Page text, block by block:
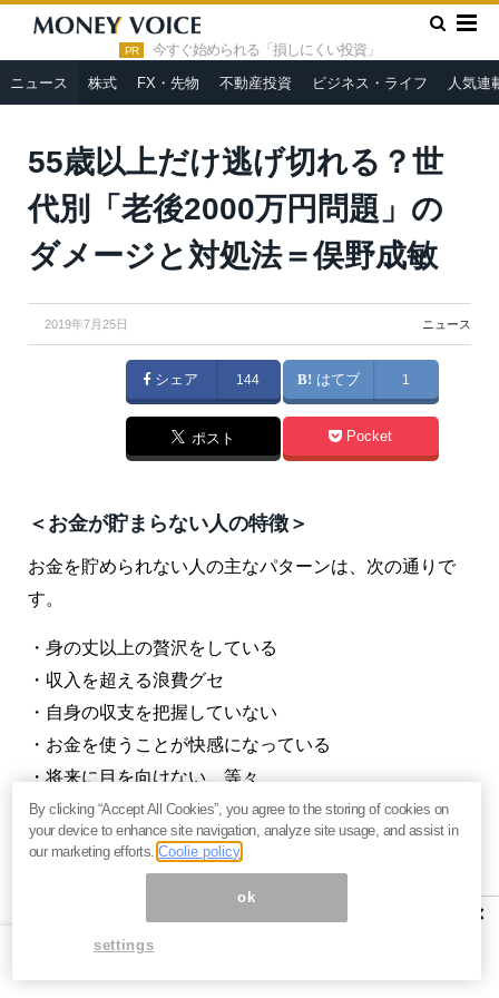
PR 今すぐ始められる「損しにくい投資」
ニュース 株式 FX・先物 不動産投資 ビジネス・ライフ 人気連
HOME » ニュース »
55歳以上だけ逃げ切れる？世代別「老後
2000万円問題」のダメージと対処法＝俣野成敏
55歳以上だけ逃げ切れる？世
代別「老後2000万円問題」の
ダメージと対処法＝俣野成敏
2019年7月25日 ニュース
シェア 144 はてブ 1
ポスト Pocket
＜お金が貯まらない人の特徴＞
お金を貯められない人の主なパターンは、次の通りで
す。
・身の丈以上の贅沢をしている
・収入を超える浪費グセ
・自身の収支を把握していない
・お金を使うことが快感になっている
・将来に目を向けない、等々
それでは、「お金を稼ぐだけでは将来の問題を解決で
きない」のだとすると、一体、どうしたらいいのでし
私は現在、金融の専門家とともにマネースクールを運
×
By clicking “Accept All Cookies”, you agree to the storing of cookies on
your device to enhance site navigation, analyze site usage, and assist in
our marketing efforts.Coolie policy
ok
settings